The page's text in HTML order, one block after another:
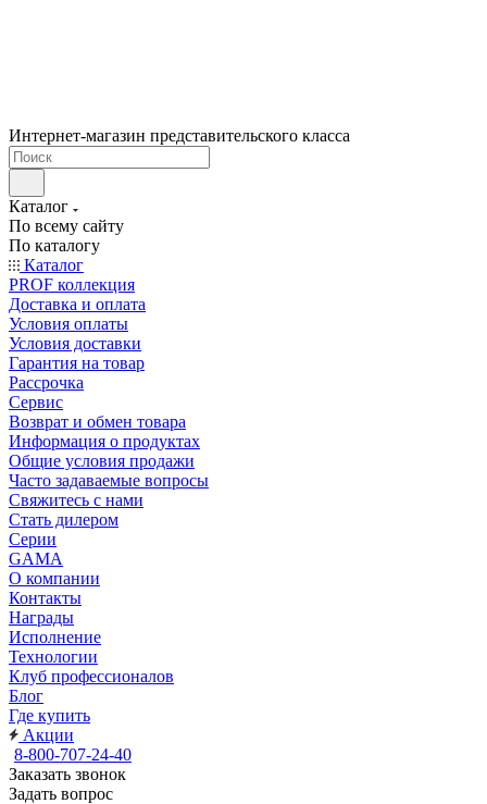
Интернет-магазин представительского класса
Каталог
По всему сайту
По каталогу
Каталог
PROF коллекция
Доставка и оплата
Условия оплаты
Условия доставки
Гарантия на товар
Рассрочка
Сервис
Возврат и обмен товара
Информация о продуктах
Общие условия продажи
Часто задаваемые вопросы
Свяжитесь с нами
Стать дилером
Серии
GAMA
О компании
Контакты
Награды
Исполнение
Технологии
Клуб профессионалов
Блог
Где купить
Акции
8-800-707-24-40
Заказать звонок
Задать вопрос